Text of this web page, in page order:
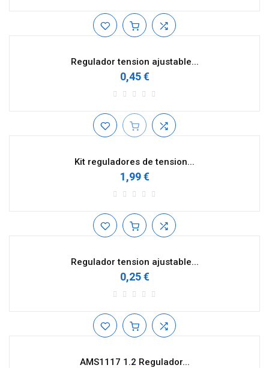
Regulador tension ajustable...
0,45 €
Kit reguladores de tension...
1,99 €
Regulador tension ajustable...
0,25 €
AMS1117 1.2 Regulador...